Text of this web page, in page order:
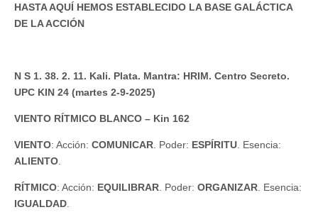
HASTA AQUÍ HEMOS ESTABLECIDO LA BASE GALÁCTICA
DE LA ACCIÓN
N S 1. 38. 2. 11. Kali. Plata. Mantra: HRIM. Centro Secreto.
UPC KIN 24 (martes 2-9-2025)
VIENTO RÍTMICO BLANCO – Kin 162
VIENTO: Acción: COMUNICAR . Poder: ESPÍRITU . Esencia:
ALIENTO
RÍTMICO: Acción: EQUILIBRAR . Poder: ORGANIZAR . Esencia:
IGUALDAD